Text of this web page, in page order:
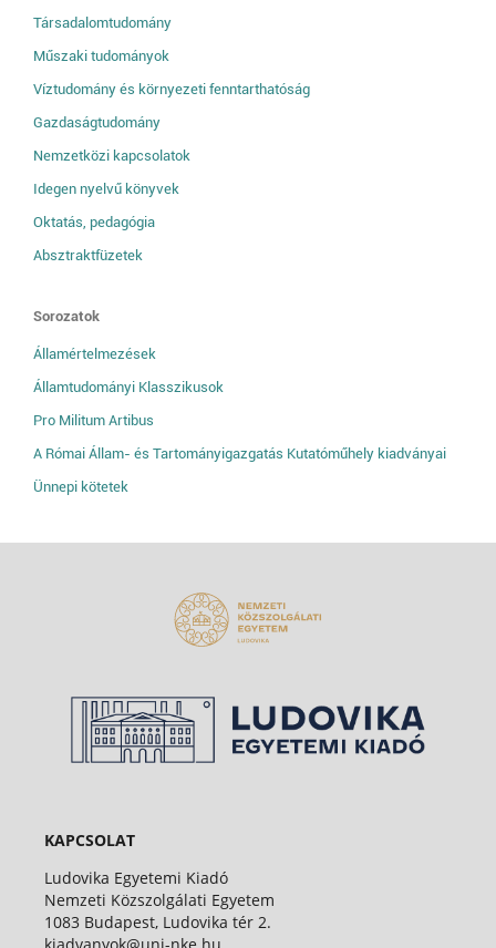
Társadalomtudomány
Műszaki tudományok
Víztudomány és környezeti fenntarthatóság
Gazdaságtudomány
Nemzetközi kapcsolatok
Idegen nyelvű könyvek
Oktatás, pedagógia
Absztraktfüzetek
Sorozatok
Államértelmezések
Államtudományi Klasszikusok
Pro Militum Artibus
A Római Állam- és Tartományigazgatás Kutatóműhely kiadványai
Ünnepi kötetek
KAPCSOLAT
Ludovika Egyetemi Kiadó
Nemzeti Közszolgálati Egyetem
1083 Budapest, Ludovika tér 2.